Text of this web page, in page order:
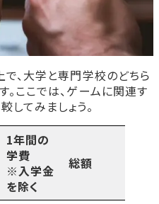
費免除制度を利用する
の学費に関するよくある質
借りられますか？
びませんか？
年制学科 ゲームデザインコ
4年制学科 ゲーム企画コース
ースⅡ
4年制学科 ゲーム制作コース
、大学と専門学校のどちら
ここでは、ゲームに関連す
てみましょう。
1年間の
学費
※入学金
を除く
総額